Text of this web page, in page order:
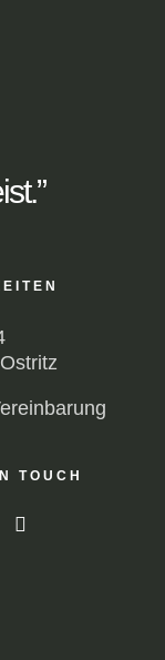
TOUCH